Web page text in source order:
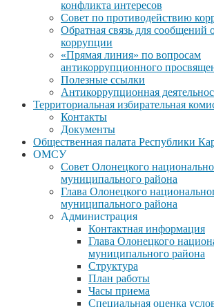
конфликта интересов
Совет по противодействию
Обратная связь для сообщений
коррупции
«Прямая линия» по вопросам
антикоррупционного
Полезные ссылки
Антикоррупционная
Территориальная избирательная
Контакты
Документы
Общественная палата Республики
ОМСУ
Совет Олонецкого
муниципального района
Глава Олонецкого
муниципального района
Администрация
Контактная информация
Глава Олонецкого
муниципального района
Структура
План работы
Часы приема
Специальная оценка